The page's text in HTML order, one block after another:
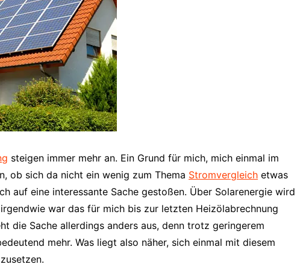
steigen immer mehr an. Ein Grund für mich, mich einmal im
ob sich da nicht ein wenig zum Thema Stromvergleich etwas
auf eine interessante Sache gestoßen. Über Solarenergie wird
war das für mich bis zur letzten Heizölabrechnung
die Sache allerdings anders aus, denn trotz geringerem
mehr. Was liegt also näher, sich einmal mit diesem